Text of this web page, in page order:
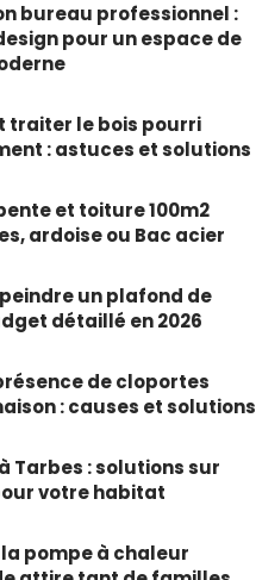
bureau professionnel :
pour un espace de
traiter le bois pourri
: astuces et solutions
et toiture 100m2
ardoise ou Bac acier
un plafond de
détaillé en 2026
de cloportes
: causes et solutions
Tarbes : solutions sur
votre habitat
pompe à chaleur